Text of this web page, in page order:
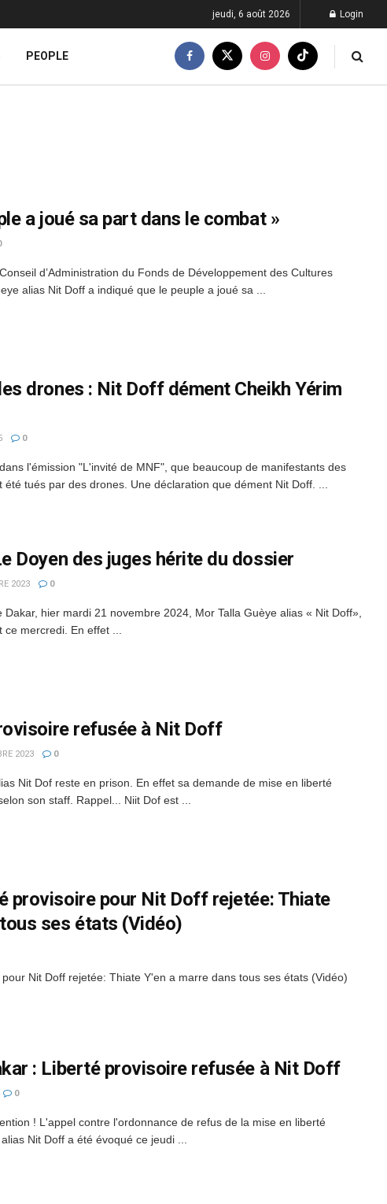
jeudi, 6 août 2026 Login
PEOPLE
a joué sa part dans le combat »
d’Administration du Fonds de Développement des Cultures
alias Nit Doff a indiqué que le peuple a joué sa ...
drones : Nit Doff dément Cheikh Yérim
0
l'émission "L'invité de MNF", que beaucoup de manifestants des
tués par des drones. Une déclaration que dément Nit Doff. ...
Doyen des juges hérite du dossier
2023 0
hier mardi 21 novembre 2024, Mor Talla Guèye alias « Nit Doff»,
mercredi. En effet ...
refusée à Nit Doff
2023 0
Nit Dof reste en prison. En effet sa demande de mise en liberté
son staff. Rappel... Niit Dof est ...
provisoire pour Nit Doff rejetée: Thiate
ses états (Vidéo)
Nit Doff rejetée: Thiate Y'en a marre dans tous ses états (Vidéo)
: Liberté provisoire refusée à Nit Doff
0
! L'appel contre l'ordonnance de refus de la mise en liberté
Nit Doff a été évoqué ce jeudi ...